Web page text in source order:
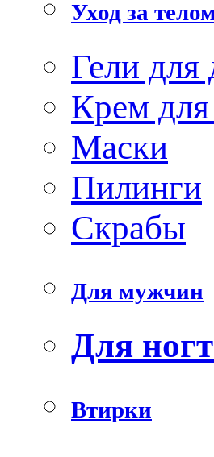
Уход за
Гели для
Крем
Маски
Пилинги
Скрабы
Для мужчин
Для
Втирки